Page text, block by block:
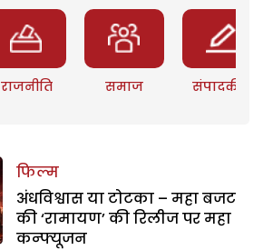
राजनीति समाज संपादकीय
फिल्म
अंधविश्वास या टोटका – महा बजट
की ‘रामायण’ की रिलीज पर महा
कन्फ्यूजन